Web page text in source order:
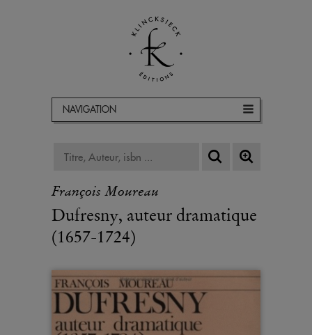
NAVIGATION
François Moureau
Dufresny, auteur dramatique
(1657-1724)